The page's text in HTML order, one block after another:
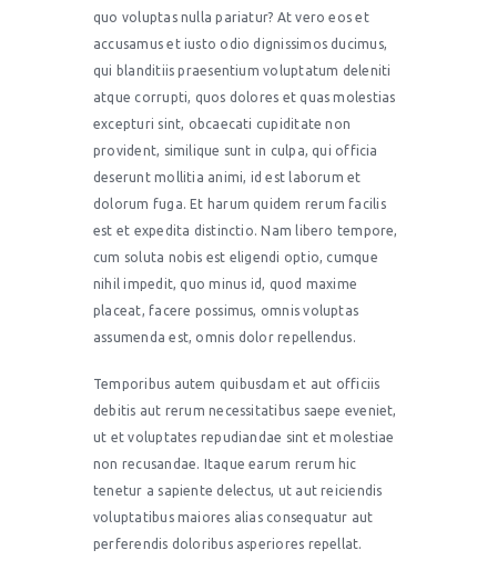
quo voluptas nulla pariatur? At vero eos et
accusamus et iusto odio dignissimos ducimus,
qui blanditiis praesentium voluptatum deleniti
atque corrupti, quos dolores et quas molestias
excepturi sint, obcaecati cupiditate non
provident, similique sunt in culpa, qui officia
deserunt mollitia animi, id est laborum et
dolorum fuga. Et harum quidem rerum facilis
est et expedita distinctio. Nam libero tempore,
cum soluta nobis est eligendi optio, cumque
nihil impedit, quo minus id, quod maxime
placeat, facere possimus, omnis voluptas
assumenda est, omnis dolor repellendus.
Temporibus autem quibusdam et aut officiis
debitis aut rerum necessitatibus saepe eveniet,
ut et voluptates repudiandae sint et molestiae
non recusandae. Itaque earum rerum hic
tenetur a sapiente delectus, ut aut reiciendis
voluptatibus maiores alias consequatur aut
perferendis doloribus asperiores repellat.